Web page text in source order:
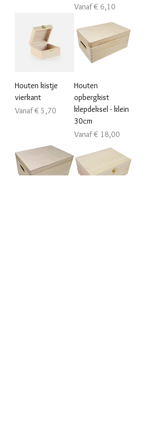
Vanaf€ 6,10
Verkoopprijs
Houten kistje
vierkant
Vanaf€ 5,70
Verkoopprijs
Houten
opbergkist
klepdeksel - klein
30cm
Vanaf€ 18,00
Verkoopprijs